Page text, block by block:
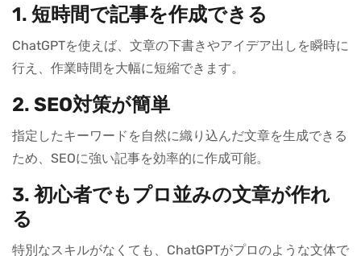
1. 短時間で記事を作成できる
ChatGPTを使えば、文章の下書きやアイデア出しを瞬時に
行え、作業時間を大幅に短縮できます。
2. SEO対策が簡単
指定したキーワードを自然に織り込んだ文章を生成できる
ため、SEOに強い記事を効率的に作成可能。
3. 初心者でもプロ並みの文章が作れ
る
特別なスキルがなくても、ChatGPTがプロのような文体で